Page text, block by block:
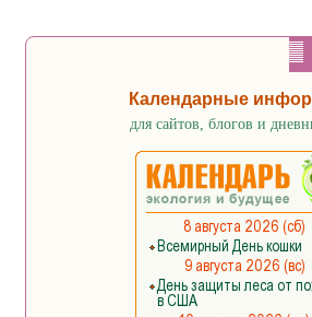
Календарные
для сайтов, блогов и